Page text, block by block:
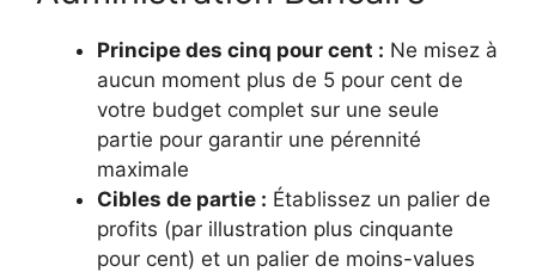
Principe des cinq pour cent : Ne misez à
aucun moment plus de 5 pour cent de
votre budget complet sur une seule
partie pour garantir une pérennité
maximale
Cibles de partie : Établissez un palier de
profits (par illustration plus cinquante
pour cent) et un palier de moins-values